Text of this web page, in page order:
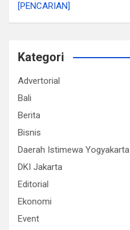
[PENCARIAN]
Kategori
Advertorial
Bali
Berita
Bisnis
Daerah Istimewa Yogyakarta
DKI Jakarta
Editorial
Ekonomi
Event